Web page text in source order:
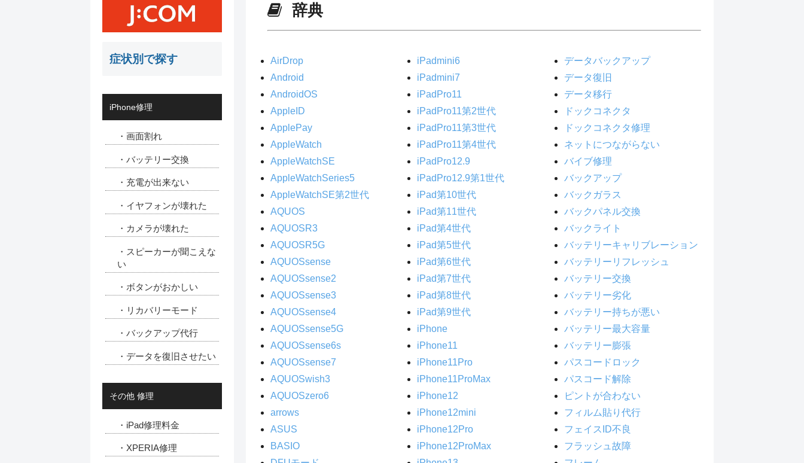
辞典
AirDrop
Android
AndroidOS
AppleID
ApplePay
AppleWatch
AppleWatchSE
AppleWatchSeries5
AppleWatchSE第2世代
AQUOS
AQUOSR3
AQUOSR5G
AQUOSsense
AQUOSsense2
AQUOSsense3
AQUOSsense4
AQUOSsense5G
AQUOSsense6s
AQUOSsense7
AQUOSwish3
AQUOSzero6
arrows
ASUS
BASIO
iPadmini6
iPadmini7
iPadPro11
iPadPro11第2世代
iPadPro11第3世代
iPadPro11第4世代
iPadPro12.9
iPadPro12.9第1世代
iPad第10世代
iPad第11世代
iPad第4世代
iPad第5世代
iPad第6世代
iPad第7世代
iPad第8世代
iPad第9世代
iPhone
iPhone11
iPhone11Pro
iPhone11ProMax
iPhone12
iPhone12mini
iPhone12Pro
iPhone12ProMax
データバックアップ
データ復旧
データ移行
ドックコネクタ
ドックコネクタ修理
ネットにつながらない
バイブ修理
バックアップ
バックガラス
バックパネル交換
バックライト
バッテリーキャリブレーション
バッテリーリフレッシュ
バッテリー交換
バッテリー劣化
バッテリー持ちが悪い
バッテリー最大容量
バッテリー膨張
パスコードロック
パスコード解除
ピントが合わない
フィルム貼り代行
フェイスID不良
フラッシュ故障
症状別で探す
iPhone修理
・画面割れ
・バッテリー交換
・充電が出来ない
・イヤフォンが壊れた
・カメラが壊れた
・スピーカーが聞こえな
い
・ボタンがおかしい
・リカバリーモード
・バックアップ代行
・データを復旧させたい
その他 修理
・iPad修理料金
・XPERIA修理